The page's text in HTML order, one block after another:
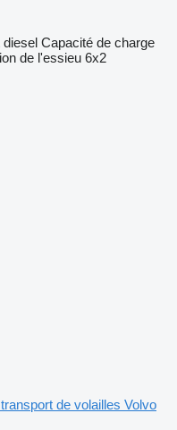
diesel Capacité de charge
de l'essieu 6x2
de volailles Volvo